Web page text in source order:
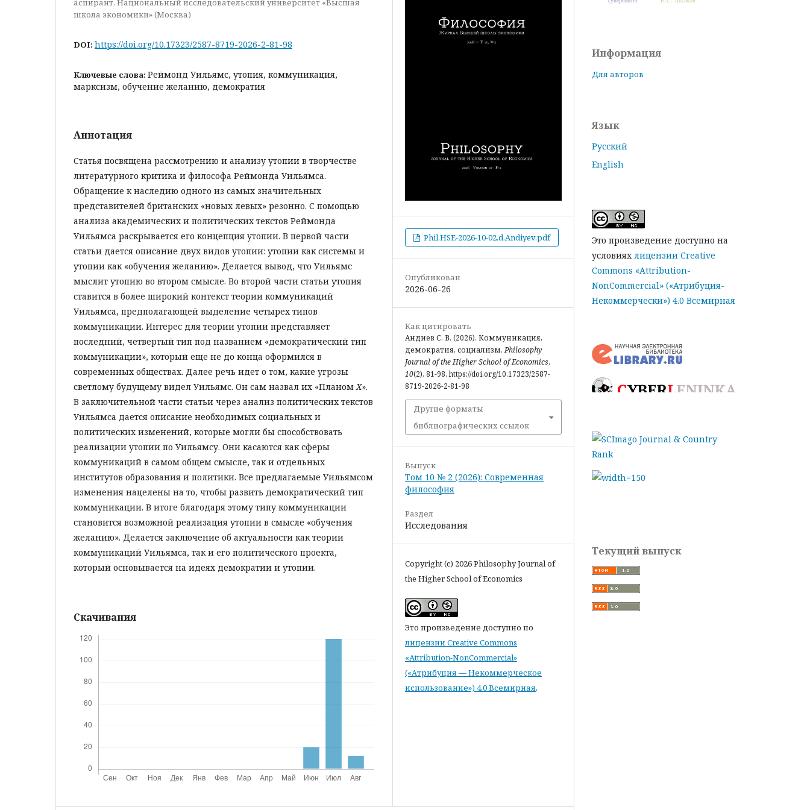
аспирант, Национальный исследовательский университет «Высшая
школа экономики» (Москва)
DOI: https://doi.org/10.17323/2587-8719-2026-2-81-98
Ключевые слова: Реймонд Уильямс, утопия, коммуникация,
марксизм, обучение желанию, демократия
Аннотация
Статья посвящена рассмотрению и анализу утопии в творчестве
литературного критика и философа Реймонда Уильямса.
Обращение к наследию одного из самых значительных
представителей британских «новых левых» резонно. С помощью
анализа академических и политических текстов Реймонда
Уильямса раскрывается его концепция утопии. В первой части
статьи дается описание двух видов утопии: утопии как системы и
утопии как «обучения желанию». Делается вывод, что Уильямс
мыслит утопию во втором смысле. Во второй части статьи утопия
ставится в более широкий контекст теории коммуникаций
Уильямса, предполагающей выделение четырех типов
коммуникации. Интерес для теории утопии представляет
последний, четвертый тип под названием «демократический тип
коммуникации», который еще не до конца оформился в
современных обществах. Далее речь идет о том, какие угрозы
светлому будущему видел Уильямс. Он сам назвал их «ПланомX».
В заключительной части статьи через анализ политических текстов
Уильямса дается описание необходимых социальных и
политических изменений, которые могли бы способствовать
реализации утопии по Уильямсу. Они касаются как сферы
коммуникаций в самом общем смысле, так и отдельных
институтов образования и политики. Все предлагаемые Уильямсом
изменения нацелены на то, чтобы развить демократический тип
коммуникации. В итоге благодаря этому типу коммуникации
становится возможной реализация утопии в смысле «обучения
желанию». Делается заключение об актуальности как теории
коммуникаций Уильямса, так и его политического проекта,
который основывается на идеях демократии и утопии.
Скачивания
Phil.HSE-2026-10-02.d.Andiyev.pdf
Опубликован
2026-06-26
Как цитировать
Андиев С. В. (2026). Коммуникация,
демократия, социализм.Philosophy
Journal of the Higher School of Economics,
10(2), 81-98. https://doi.org/10.17323/2587-
8719-2026-2-81-98
Другие форматы
библиографических ссылок
Выпуск
Том 10 № 2 (2026): Современная
философия
Раздел
Исследования
Copyright (c) 2026 Philosophy Journal of
the Higher School of Economics
Это произведение доступно по
лицензии Creative Commons
«Attribution-NonCommercial»
(«Атрибуция — Некоммерческое
использование») 4.0 Всемирная.
Информация
Для авторов
Язык
Русский
English
Это произведение доступно на
условиях лицензии Creative
Commons «Attribution-
NonCommercial» («Атрибуция-
Некоммерчески») 4.0 Всемирная
Текущий выпуск